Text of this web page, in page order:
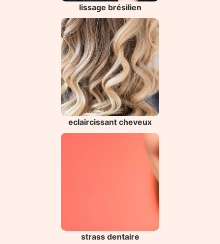
lissage brésilien
eclaircissant cheveux
strass dentaire